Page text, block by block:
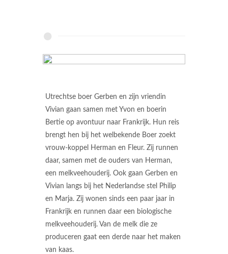
Utrechtse boer Gerben en zijn vriendin
Vivian gaan samen met Yvon en boerin
Bertie op avontuur naar Frankrijk. Hun reis
brengt hen bij het welbekende Boer zoekt
vrouw-koppel Herman en Fleur. Zij runnen
daar, samen met de ouders van Herman,
een melkveehouderij. Ook gaan Gerben en
Vivian langs bij het Nederlandse stel Philip
en Marja. Zij wonen sinds een paar jaar in
Frankrijk en runnen daar een biologische
melkveehouderij. Van de melk die ze
produceren gaat een derde naar het maken
van kaas.